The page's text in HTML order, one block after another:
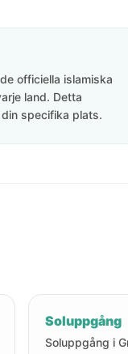
officiella islamiska
land. Detta
specifika plats.
Soluppgång
Soluppgång i